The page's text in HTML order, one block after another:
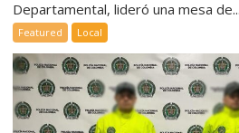
Departamental, lideró una mesa de...
Featured Local